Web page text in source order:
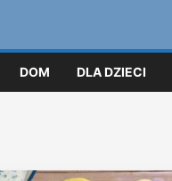
DOM DLA DZIECI